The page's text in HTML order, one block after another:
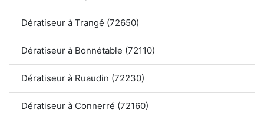
Dératiseur à Trangé (72650)
Dératiseur à Bonnétable (72110)
Dératiseur à Ruaudin (72230)
Dératiseur à Connerré (72160)